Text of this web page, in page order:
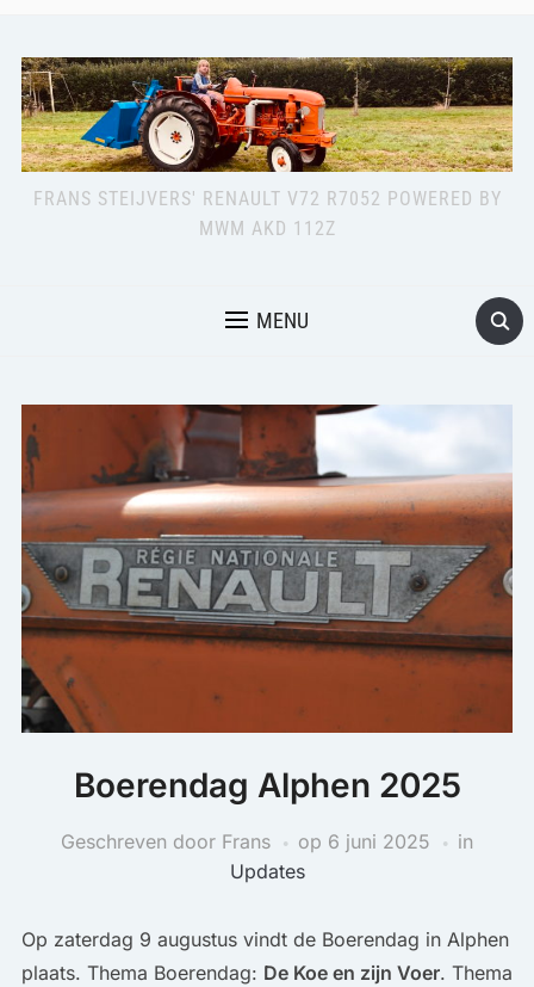
FRANS STEIJVERS' RENAULT V72 R7052 POWERED BY
MWM AKD 112Z
MENU
Boerendag Alphen 2025
Geschreven door Frans op 6 juni 2025
in
Updates
Op zaterdag 9 augustus vindt de Boerendag in Alphen
plaats. Thema Boerendag: De Koe en zijn Voer. Thema